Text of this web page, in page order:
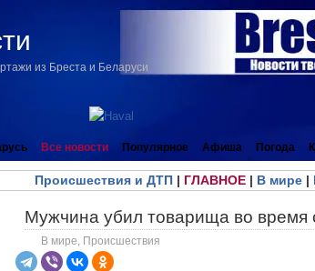
из Бреста и Беларуси
Все новости Популярное Афиша Погода
Происшествия и ДТП| ГЛАВНОЕ| В мире|
Мужчина убил товарища во время
В мире Происшествия